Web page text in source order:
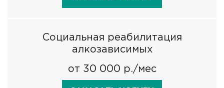
Социальная реабилитация
алкозависимых
от 30 000 р./мес